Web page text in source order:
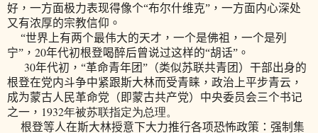
好，一方面极力表现得像个“布尔什维克”，一方面内心深处
又有浓厚的宗教信仰。
“世界上有两个最伟大的天才，一个是佛祖，一个是列
宁”， 20年代初根登喝醉后曾说过这样的“胡话”。
30年代初，“革命青年团”（类似苏联共青团）干部出身的
根登在党内斗争中紧跟斯大林而受青睐，政治上平步青云，
成为蒙古人民革命党（即蒙古共产党）中央委员会三个书记
之一， 1932年被苏联指定为总理。
根登等人在斯大林授意下大力推行各项恐怖政策：强制集